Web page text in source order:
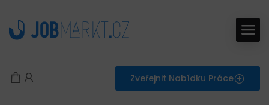
Zveřejnit Nabídku Práce